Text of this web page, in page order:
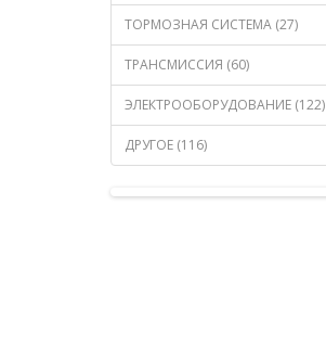
ТОРМОЗНАЯ СИСТЕМА (27)
ТРАНСМИССИЯ (60)
ЭЛЕКТРООБОРУДОВАНИЕ (122)
ДРУГОЕ (116)